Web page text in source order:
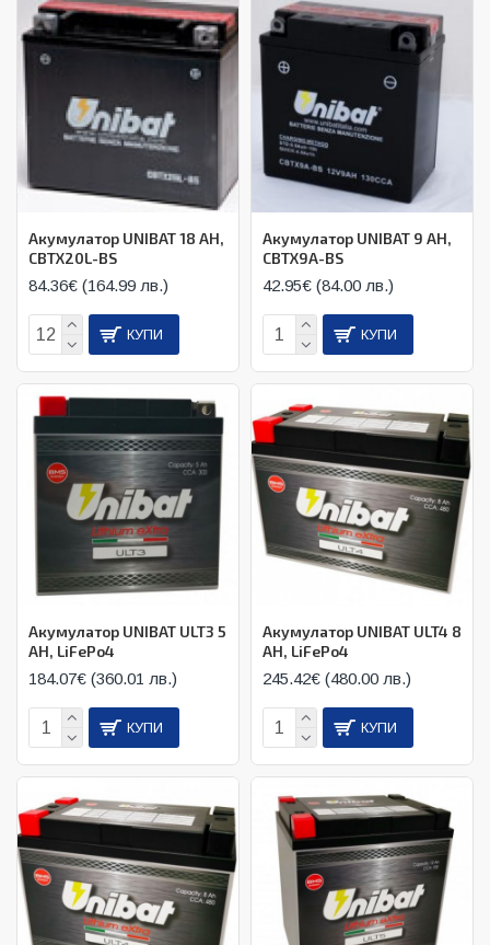
Акумулатор UNIBAT 18 AH,
CBTX20L-BS
84.36€ (164.99 лв.)
КУПИ
Акумулатор UNIBAT 9 AH,
CBTX9A-BS
42.95€ (84.00 лв.)
КУПИ
Акумулатор UNIBAT ULT3 5
AH, LiFePo4
184.07€ (360.01 лв.)
КУПИ
Акумулатор UNIBAT ULT4 8
AH, LiFePo4
245.42€ (480.00 лв.)
КУПИ